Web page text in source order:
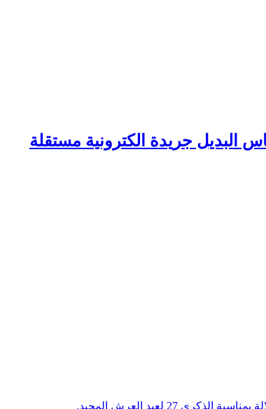
البديل جريدة الكترونية مستقلة
لعيد العرش المجيد.